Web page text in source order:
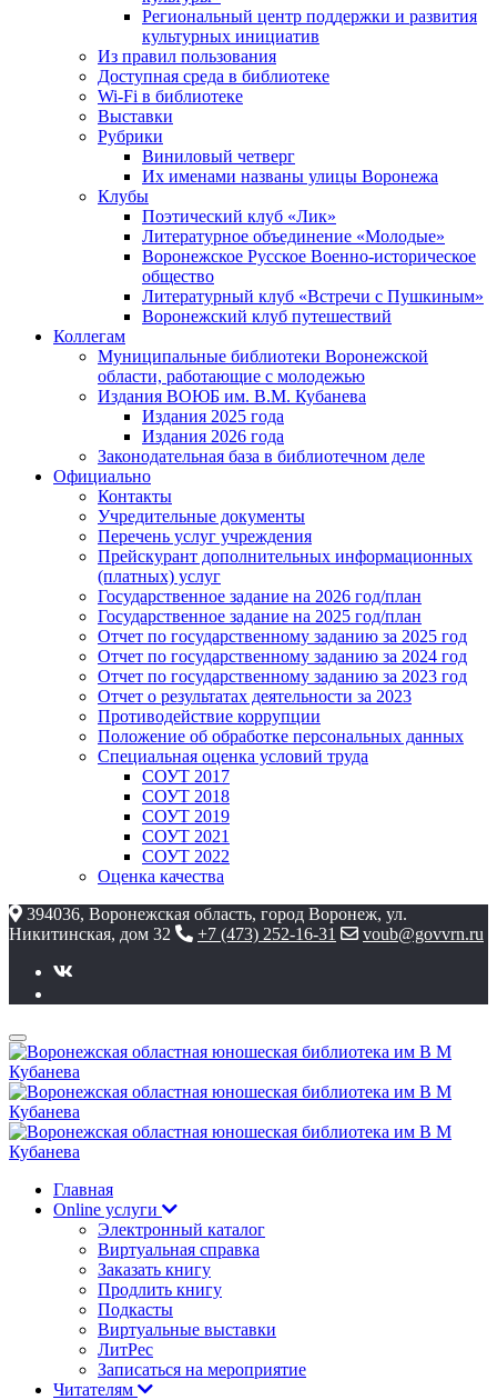
Региональный центр поддержки и развития
культурных инициатив
Из правил пользования
Доступная среда в библиотеке
Wi-Fi в библиотеке
Выставки
Рубрики
Виниловый четверг
Их именами названы улицы Воронежа
Клубы
Поэтический клуб «Лик»
Литературное объединение «Молодые»
Воронежское Русское Военно-историческое
общество
Литературный клуб «Встречи с Пушкиным»
Воронежский клуб путешествий
Коллегам
Муниципальные библиотеки Воронежской
области, работающие с молодежью
Издания ВОЮБ им. В.М. Кубанева
Издания 2025 года
Издания 2026 года
Законодательная база в библиотечном деле
Официально
Контакты
Учредительные документы
Перечень услуг учреждения
Прейскурант дополнительных информационных
(платных) услуг
Государственное задание на 2026 год/план
Государственное задание на 2025 год/план
Отчет по государственному заданию за 2025 год
Отчет по государственному заданию за 2024 год
Отчет по государственному заданию за 2023 год
Отчет о результатах деятельности за 2023
Противодействие коррупции
Положение об обработке персональных данных
Специальная оценка условий труда
СОУТ 2017
СОУТ 2018
СОУТ 2019
СОУТ 2021
СОУТ 2022
Оценка качества
394036, Воронежская область, город Воронеж, ул.
Никитинская, дом 32
+7 (473) 252-16-31 voub@govvrn.ru
Главная
Online услуги
Электронный каталог
Виртуальная справка
Заказать книгу
Продлить книгу
Подкасты
Виртуальные выставки
ЛитРес
Записаться на мероприятие
Читателям